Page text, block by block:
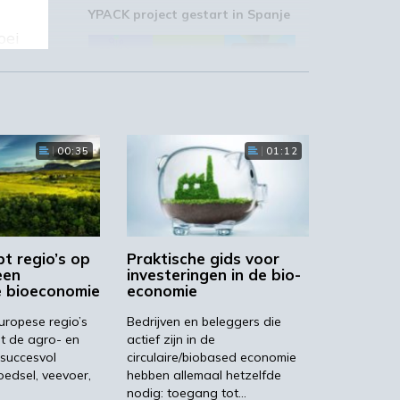
YPACK project gestart in Spanje
‘Grote groeikansen Europese
markt voor biobased producten’
STRONGBIONET verbindt
Europese newerken bio-
economie
00:35
regio’s op
bioeconomie
regio’s
de agro- en
veevoer,
01:12
Praktische gids voor
investeringen in de bio-
economie
Bedrijven en beleggers die
actief zijn in de
circulaire/biobased economie
hebben allemaal hetzelfde
nodig: toegang tot…